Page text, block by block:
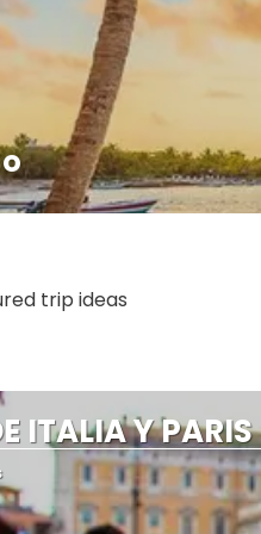
trip ideas
ITALIA Y PARIS